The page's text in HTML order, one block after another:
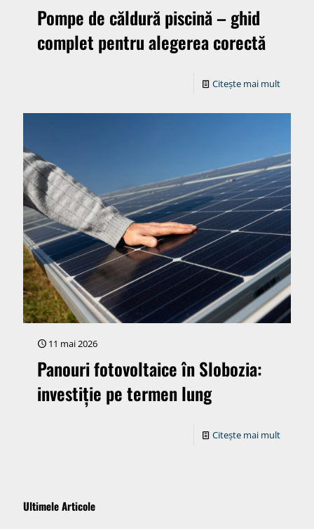
Pompe de căldură piscină – ghid
complet pentru alegerea corectă
Citește mai mult
11 mai 2026
Panouri fotovoltaice în Slobozia:
investiție pe termen lung
Citește mai mult
Ultimele Articole